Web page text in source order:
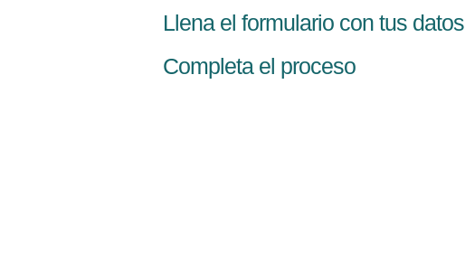
Llena el formulario con tus datos
Completa el proceso